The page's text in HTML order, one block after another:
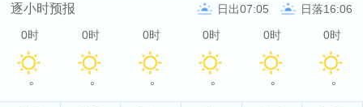
逐小时预报 日出07:05 日落16:06
0时
°
0时
°
0时
°
0时
°
0时
°
0时
°